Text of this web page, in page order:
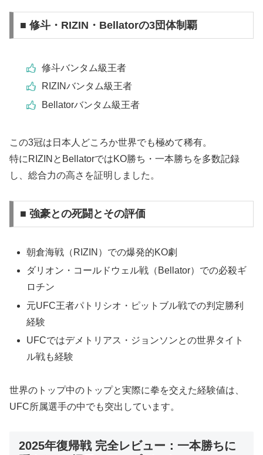
■ 修斗・RIZIN・Bellatorの3団体制覇
修斗バンタム級王者
RIZINバンタム級王者
Bellatorバンタム級王者
この3冠は日本人どころか世界でも極めて稀有。
特にRIZINとBellatorではKO勝ち・一本勝ちを多数記録
し、総合力の高さを証明しました。
■ 強豪との死闘とその評価
朝倉海戦（RIZIN）での爆発的KO劇
ダリオン・コールドウェル戦（Bellator）での必殺ギ
ロチン
元UFC王者パトリシオ・ピットブル戦での判定勝利
経験
UFCではデメトリアス・ジョンソンとの世界タイト
ル戦も経験
世界のトップ中のトップと実際に拳を交えた経験値は、
UFC所属選手の中でも突出しています。
2025年復帰戦 完全レビュー：一本勝ちに